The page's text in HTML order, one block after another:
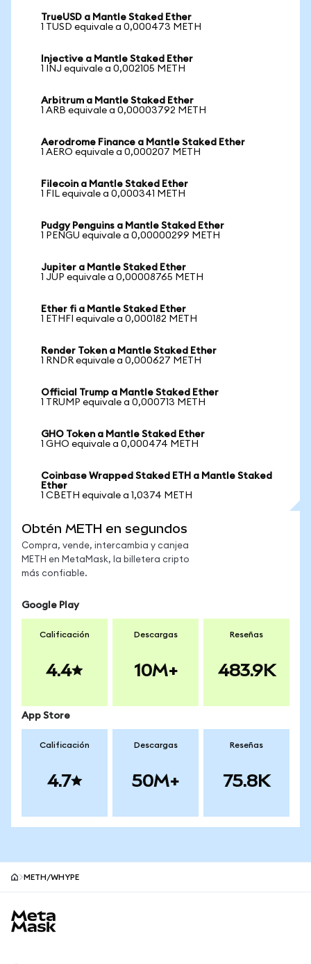
TrueUSD a Mantle Staked Ether
1 TUSD equivale a 0,000473 METH
Injective a Mantle Staked Ether
1 INJ equivale a 0,002105 METH
Arbitrum a Mantle Staked Ether
1 ARB equivale a 0,00003792 METH
Aerodrome Finance a Mantle Staked Ether
1 AERO equivale a 0,000207 METH
Filecoin a Mantle Staked Ether
1 FIL equivale a 0,000341 METH
Pudgy Penguins a Mantle Staked Ether
1 PENGU equivale a 0,00000299 METH
Jupiter a Mantle Staked Ether
1 JUP equivale a 0,00008765 METH
Ether fi a Mantle Staked Ether
1 ETHFI equivale a 0,000182 METH
Render Token a Mantle Staked Ether
1 RNDR equivale a 0,000627 METH
Official Trump a Mantle Staked Ether
1 TRUMP equivale a 0,000713 METH
GHO Token a Mantle Staked Ether
1 GHO equivale a 0,000474 METH
Coinbase Wrapped Staked ETH a Mantle Staked
Ether
1 CBETH equivale a 1,0374 METH
Obtén METH en segundos
Compra, vende, intercambia y canjea
METH en MetaMask, la billetera cripto
más confiable.
Google Play
Calificación
4.4
Descargas
10M+
Reseñas
483.9K
App Store
Calificación
4.7
Descargas
50M+
Reseñas
75.8K
METH/WHYPE